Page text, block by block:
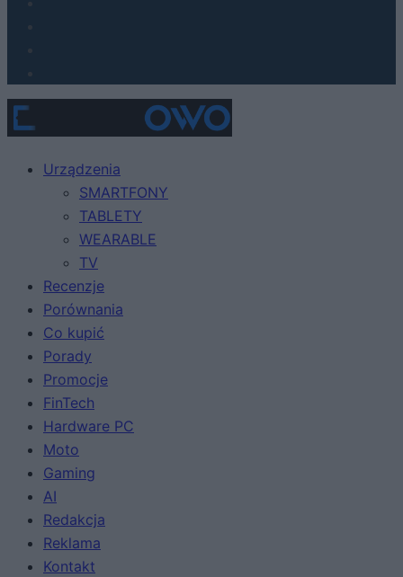
Urządzenia
SMARTFONY
TABLETY
WEARABLE
TV
Recenzje
Porównania
Co kupić
Porady
Promocje
FinTech
Hardware PC
Moto
Gaming
AI
Redakcja
Reklama
Kontakt